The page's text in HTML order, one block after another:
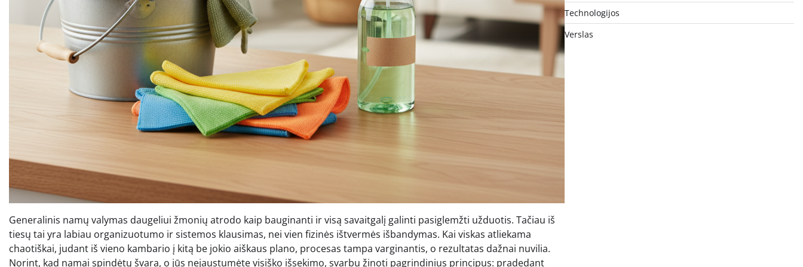
Generalinis namų valymas daugeliui žmonių atrodo kaip bauginanti ir visą savaitgalį galinti pasiglemžti užduotis. Tačiau iš
tiesų tai yra labiau organizuotumo ir sistemos klausimas, nei vien fizinės ištvermės išbandymas. Kai viskas atliekama
chaotiškai, judant iš vieno kambario į kitą be jokio aiškaus plano, procesas tampa varginantis, o rezultatas dažnai nuvilia.
Norint, kad namai spindėtų švara, o jūs nejaustumėte visiško išsekimo, svarbu žinoti pagrindinius principus: pradedant
Technologijos
Verslas